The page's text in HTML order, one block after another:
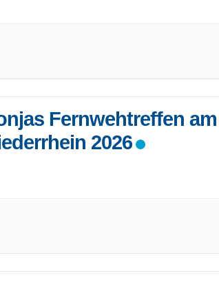
Fernwehtreffen am
2026